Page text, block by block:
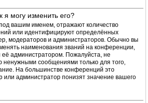
я могу изменить его?
вашим именем, отражают количество
или идентифицируют определённых
модераторов и администраторов. Обычно вы
наименования званий на конференции,
её администратором. Пожалуйста, не
ненужными сообщениями только для того,
На большинстве конференций это
администратор понизят значение вашего